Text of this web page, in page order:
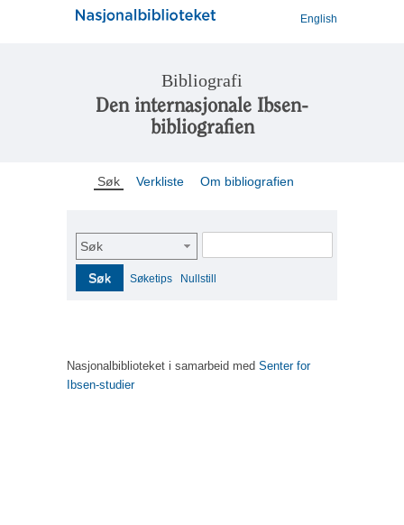
English
Bibliografi
Den internasjonale Ibsen-
bibliografien
Søk Verkliste Om bibliografien
Søk
Søk Søketips Nullstill
Nasjonalbiblioteket i samarbeid med Senter for
Ibsen-studier